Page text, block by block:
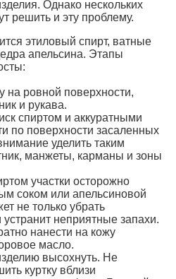
Однако нескольких
решить и эту проблему.
этиловый спирт, ватные
апельсина. Этапы
на ровной поверхности,
и рукава.
спиртом и аккуратными
по поверхности засаленных
уделить таким
манжеты, карманы и зоны
участки осторожно
соком или апельсиновой
не только убрать
устранит неприятные запахи.
нанести на кожу
масло.
высохнуть. Не
куртку вблизи